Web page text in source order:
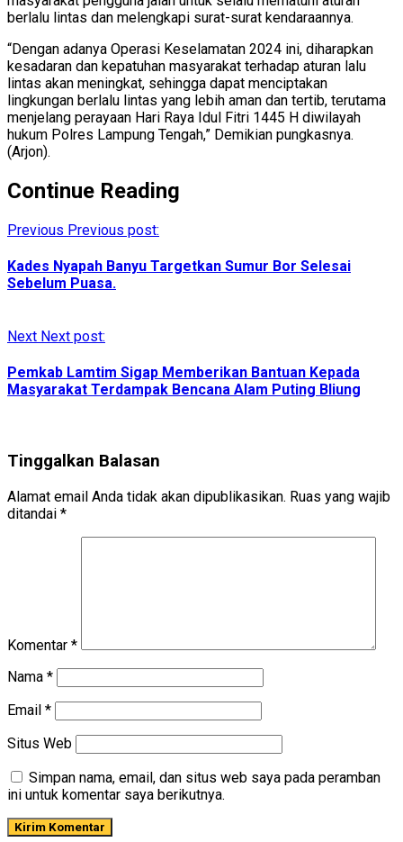
berlalu lintas dan melengkapi surat-surat kendaraannya.
“Dengan adanya Operasi Keselamatan 2024 ini, diharapkan
kesadaran dan kepatuhan masyarakat terhadap aturan lalu
lintas akan meningkat, sehingga dapat menciptakan
lingkungan berlalu lintas yang lebih aman dan tertib, terutama
menjelang perayaan Hari Raya Idul Fitri 1445 H diwilayah
hukum Polres Lampung Tengah,” Demikian pungkasnya.
(Arjon).
Continue Reading
Previous Previous post:
Kades Nyapah Banyu Targetkan Sumur Bor Selesai
Sebelum Puasa.
Next Next post:
Pemkab Lamtim Sigap Memberikan Bantuan Kepada
Masyarakat Terdampak Bencana Alam Puting Bliung
Tinggalkan Balasan
Alamat email Anda tidak akan dipublikasikan. Ruas yang wajib
ditandai *
Komentar *
Nama *
Email *
Situs Web
Simpan nama, email, dan situs web saya pada peramban
ini untuk komentar saya berikutnya.